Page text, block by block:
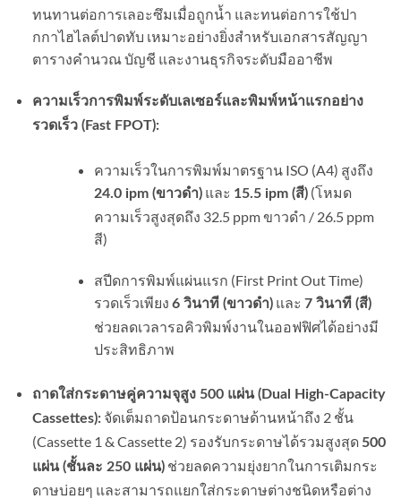
ทนทานต่อการเลอะซึมเมื่อถูกน้ำ และทนต่อการใช้ปา
กกาไฮไลต์ปาดทับ เหมาะอย่างยิ่งสำหรับเอกสารสัญญา
ตารางคำนวณ บัญชี และงานธุรกิจระดับมืออาชีพ
ความเร็วการพิมพ์ระดับเลเซอร์และพิมพ์หน้าแรกอย่าง
รวดเร็ว (Fast FPOT):
ความเร็วในการพิมพ์มาตรฐาน ISO (A4) สูงถึง
24.0 ipm (ขาวดำ)และ 15.5 ipm (สี)(โหมด
ความเร็วสูงสุดถึง 32.5 ppm ขาวดำ / 26.5 ppm
สี)
สปีดการพิมพ์แผ่นแรก (First Print Out Time)
รวดเร็วเพียง 6 วินาที (ขาวดำ)และ 7 วินาที (สี)
ช่วยลดเวลารอคิวพิมพ์งานในออฟฟิศได้อย่างมี
ประสิทธิภาพ
ถาดใส่กระดาษคู่ความจุสูง 500 แผ่น (Dual High-Capacity
Cassettes):จัดเต็มถาดป้อนกระดาษด้านหน้าถึง 2 ชั้น
(Cassette 1 & Cassette 2) รองรับกระดาษได้รวมสูงสุด 500
แผ่น (ชั้นละ 250 แผ่น)ช่วยลดความยุ่งยากในการเติมกระ
ดาษบ่อยๆ และสามารถแยกใส่กระดาษต่างชนิดหรือต่าง